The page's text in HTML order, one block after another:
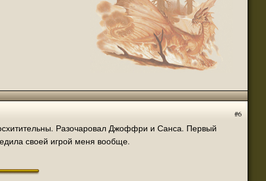
(16 июня 2021 - 08:36 )
(09 июня 2021 - 12:38 )
(27 марта 2021 - 12:08 )
#6
Разочаровал Джоффри и Санса. Первый
своей игрой меня вообще.